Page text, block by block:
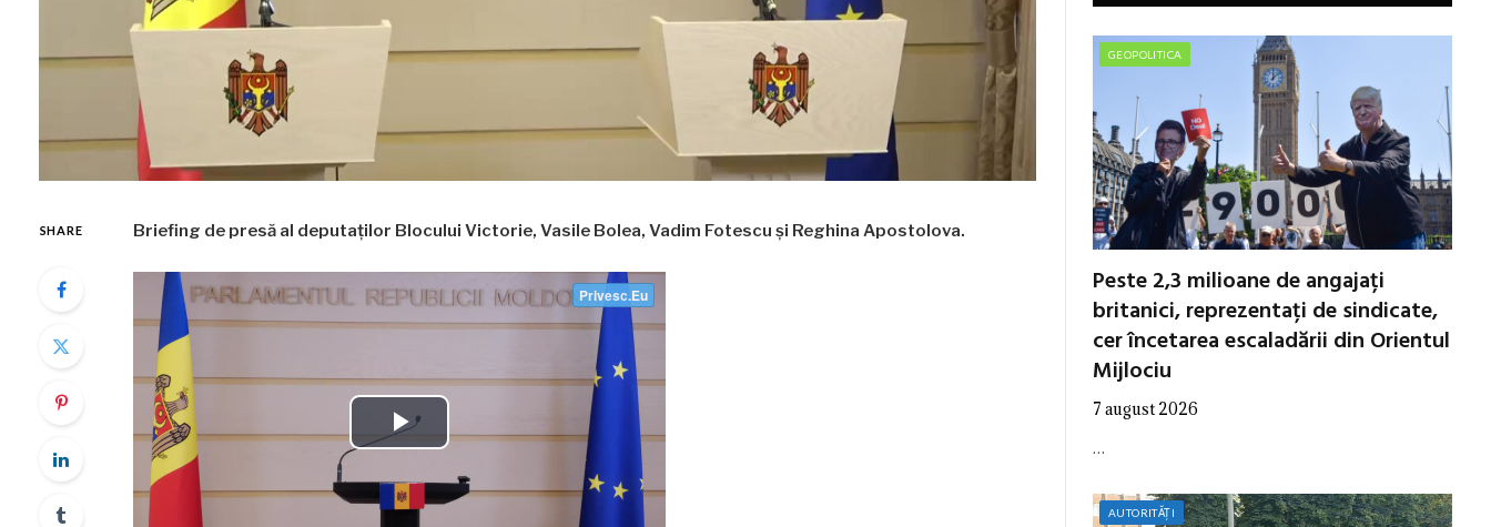
SHARE Briefing de presă al deputaților Blocului Victorie, Vasile Bolea, Vadim Fotescu și Reghina Apostolova.
GEOPOLITICA
Peste 2,3 milioane de angajați
britanici, reprezentați de sindicate,
cer încetarea escaladării din Orientul
Mijlociu
7 august 2026
…
AUTORITĂȚI